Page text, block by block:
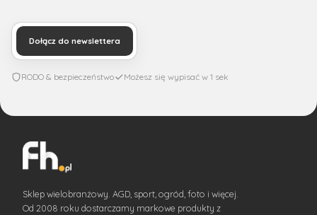
Dołącz do newslettera
RODO & bezpieczeństwo Możesz się wypisać w 1 sek
Sklep wielobranżowy. AGD, sport, ogród, foto i więcej.
Od 2008 roku dostarczamy markowe produkty z